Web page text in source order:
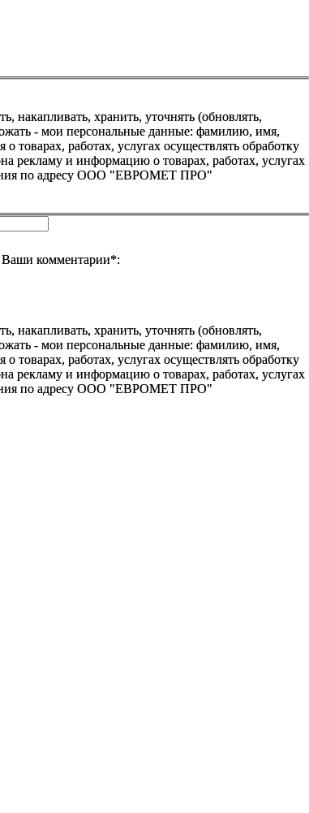
хранить, уточнять (обновлять,
- мои персональные данные: фамилию, имя,
работах, услугах осуществлять обработку
рекламу и информацию о товарах, работах, услугах
по адресу ООО "ЕВРОМЕТ ПРО"
Ваши комментарии*:
хранить, уточнять (обновлять,
- мои персональные данные: фамилию, имя,
работах, услугах осуществлять обработку
рекламу и информацию о товарах, работах, услугах
по адресу ООО "ЕВРОМЕТ ПРО"